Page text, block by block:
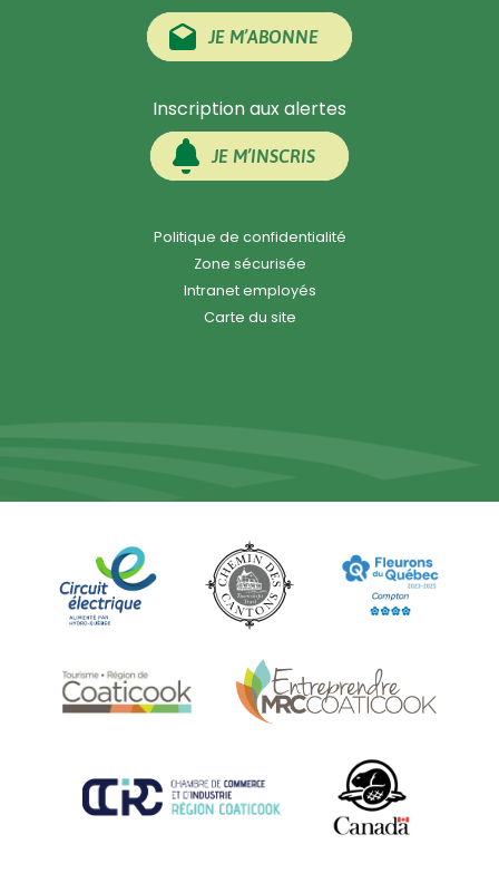
JE M’ABONNE
Inscription aux alertes
JE M’INSCRIS
Politique de confidentialité
Zone sécurisée
Intranet employés
Carte du site